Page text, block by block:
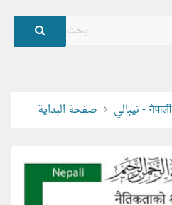
بحث
صفحة البداية نيبالي - नेपाली